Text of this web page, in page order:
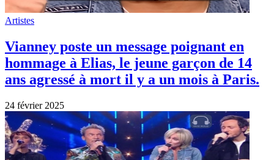
Artistes
Vianney poste un message poignant en
hommage à Elias, le jeune garçon de 14
ans agressé à mort il y a un mois à Paris.
24 février 2025